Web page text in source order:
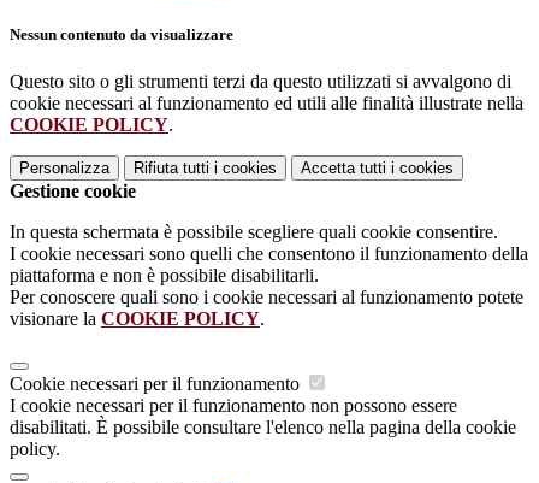
Nessun contenuto da visualizzare
Questo sito o gli strumenti terzi da questo utilizzati si avvalgono di
cookie necessari al funzionamento ed utili alle finalità illustrate nella
COOKIE POLICY.
Personalizza Rifiuta tutti i cookies Accetta tutti i cookies
Gestione cookie
In questa schermata è possibile scegliere quali cookie consentire.
I cookie necessari sono quelli che consentono il funzionamento della
piattaforma e non è possibile disabilitarli.
Per conoscere quali sono i cookie necessari al funzionamento potete
visionare la COOKIE POLICY.
Cookie necessari per il funzionamento
I cookie necessari per il funzionamento non possono essere
disabilitati. È possibile consultare l'elenco nella pagina della cookie
policy.